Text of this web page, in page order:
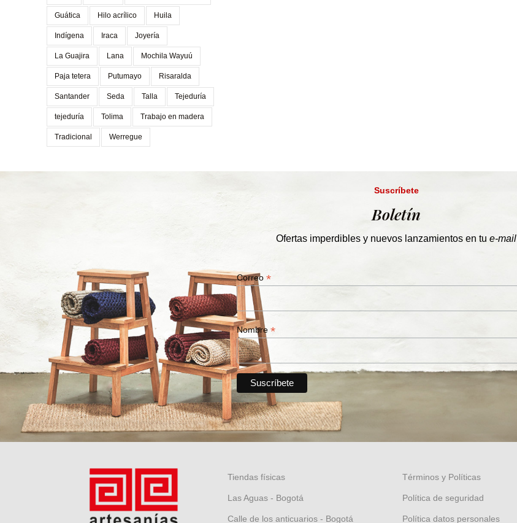
Guática Hilo acrílico Huila
Indígena Iraca Joyería
La Guajira Lana Mochila Wayuú
Paja tetera Putumayo Risaralda
Santander Seda Talla Tejeduría
tejeduría Tolima Trabajo en madera
Tradicional Werregue
Suscríbete
Boletín
Ofertas imperdibles y nuevos lanzamientos en tu e-mail
Correo *
Nombre *
Tiendas físicas
Las Aguas - Bogotá
Calle de los anticuarios - Bogotá
Términos y Políticas
Política de seguridad
Política datos personales